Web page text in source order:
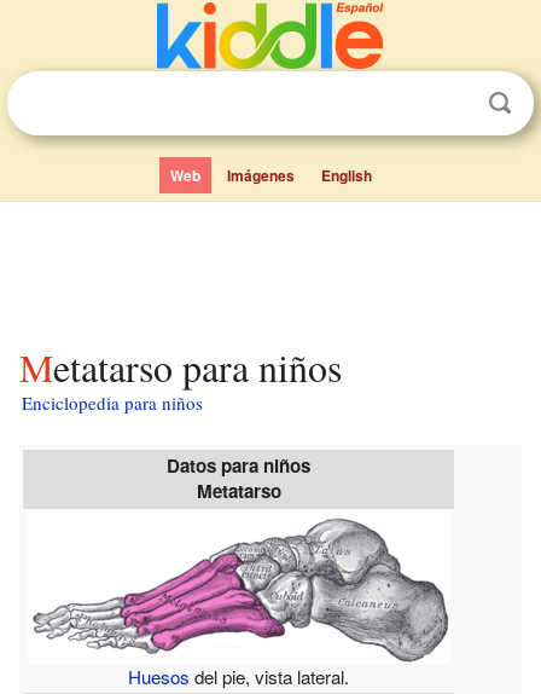
Web Imágenes English
Metatarso para niños
Enciclopedia para niños
Datos para niños
Metatarso
Huesos del pie, vista lateral.